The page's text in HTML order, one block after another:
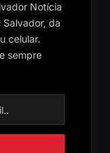
Notícia
da
celular.
sempre